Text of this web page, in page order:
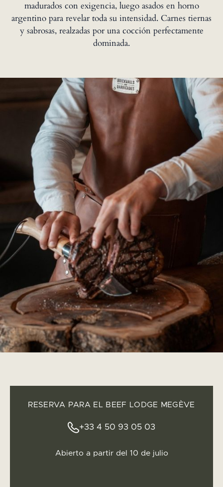
madurados con exigencia, luego asados en horno
argentino para revelar toda su intensidad. Carnes tiernas
y sabrosas, realzadas por una cocción perfectamente
dominada.
RESERVA PARA EL BEEF LODGE MEGÈVE
+33 4 50 93 05 03
Abierto a partir del 10 de julio